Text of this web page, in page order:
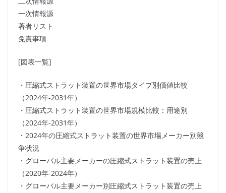
一次情報源
著者リスト
免責事項
[図表一覧]
・圧縮式ストラット装置の世界市場タイプ別価値比較
（2024年-2031年）
・圧縮式ストラット装置の世界市場規模比較：用途別
（2024年-2031年）
・2024年の圧縮式ストラット装置の世界市場メーカー別競
争状況
・グローバル主要メーカーの圧縮式ストラット装置の売上
（2020年-2024年）
・グローバル主要メーカー別圧縮式ストラット装置の売上